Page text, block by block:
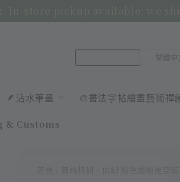
🪶沾水筆墨 🎨書法字帖繪畫藝術禪
Customs